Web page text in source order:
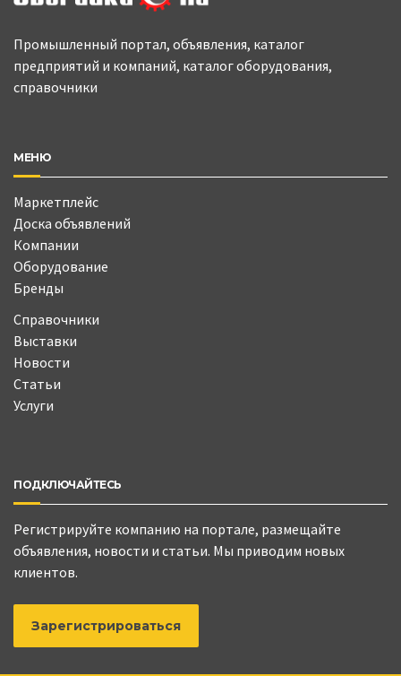
Промышленный портал, объявления, каталог
предприятий и компаний, каталог оборудования,
справочники
МЕНЮ
Маркетплейс
Доска объявлений
Компании
Оборудование
Бренды
Справочники
Выставки
Новости
Статьи
Услуги
ПОДКЛЮЧАЙТЕСЬ
Регистрируйте компанию на портале, размещайте
объявления, новости и статьи. Мы приводим новых
клиентов.
Зарегистрироваться